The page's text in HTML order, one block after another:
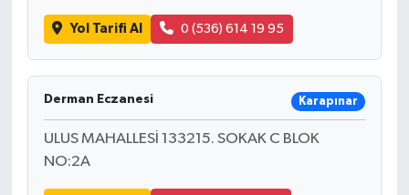
Yol Tarifi Al 0 (536) 614 19 95
Derman Eczanesi Karapınar
ULUS MAHALLESİ 133215. SOKAK C BLOK
NO:2A